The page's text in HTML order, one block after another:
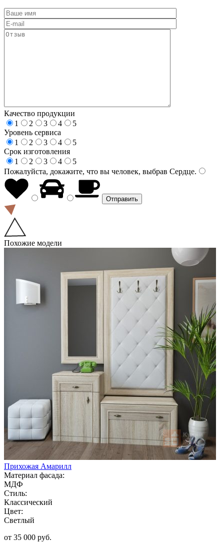
Качество продукции
1
2 3 4
5
Уровень сервиса
1
2 3 4
5
Срок изготовления
1
2 3 4
5
Пожалуйста, докажите, что вы человек, выбрав Сердце.
Похожие модели
Прихожая Амарилл
Материал фасада:
МДФ
Стиль:
Классический
Цвет:
Светлый
от 35 000 руб.